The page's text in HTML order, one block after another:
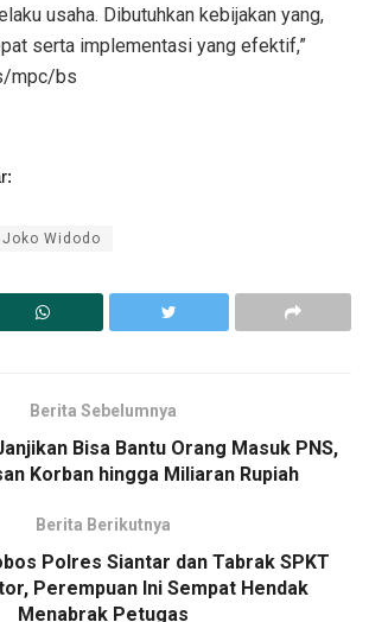
usaha. Dibutuhkan kebijakan yang,
serta implementasi yang efektif,”
mpc/bs
Joko Widodo
Berita Sebelumnya
Bisa Bantu Orang Masuk PNS,
Korban hingga Miliaran Rupiah
Berita Berikutnya
Polres Siantar dan Tabrak SPKT
Perempuan Ini Sempat Hendak
Menabrak Petugas